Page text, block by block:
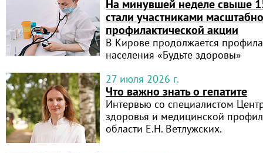
На минувшей неделе свыше
стали участниками
профилактической акции
В Кирове продолжается
населения «Будьте здоровы»
27 июля 2026 г.
Что важно знать о гепатите
Интервью со специалистом
здоровья и медицинской
области Е.Н. Ветлужских.